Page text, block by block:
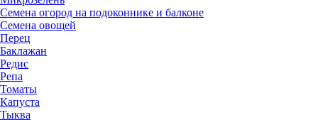
Семена огород на подоконнике и балконе
Семена овощей
Перец
Баклажан
Редис
Репа
Томаты
Капуста
Тыква